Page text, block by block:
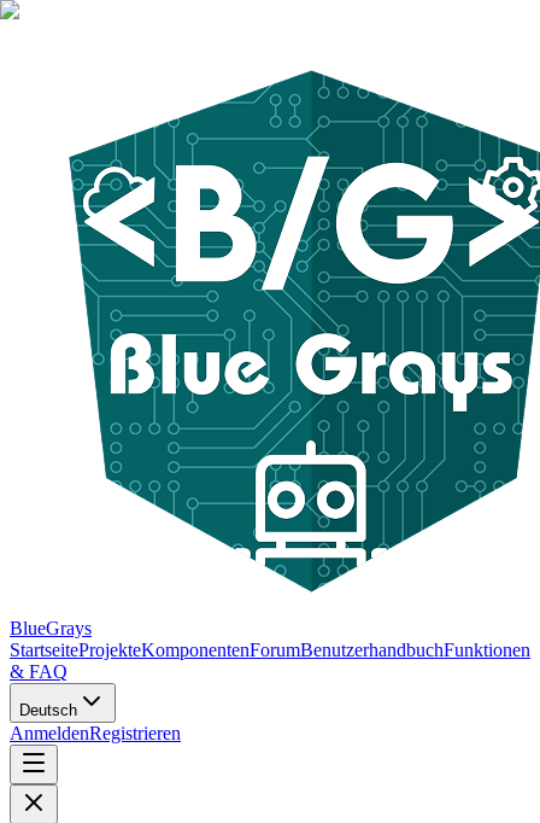
BlueGrays
StartseiteProjekteKomponentenForumBenutzerhandbuchFunktionen
& FAQ
Deutsch
AnmeldenRegistrieren